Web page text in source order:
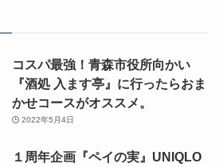
コスパ最強！青森市役所向かい
『酒処 入ます亭』に行ったらおま
かせコースがオススメ。
2022年5月4日
１周年企画『ペイの実』UNIQLO